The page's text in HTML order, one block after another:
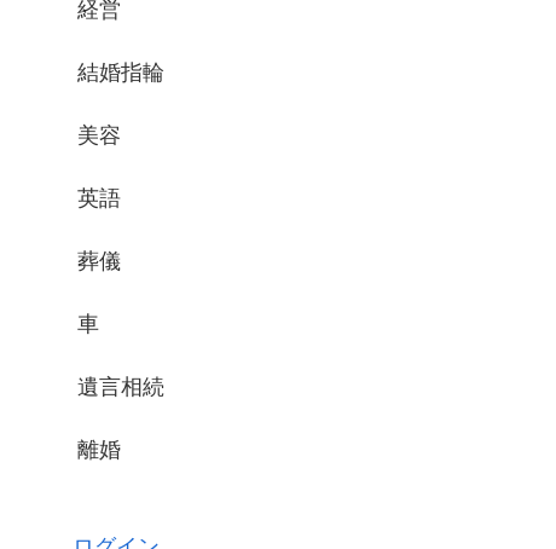
経営
結婚指輪
美容
英語
葬儀
車
遺言相続
離婚